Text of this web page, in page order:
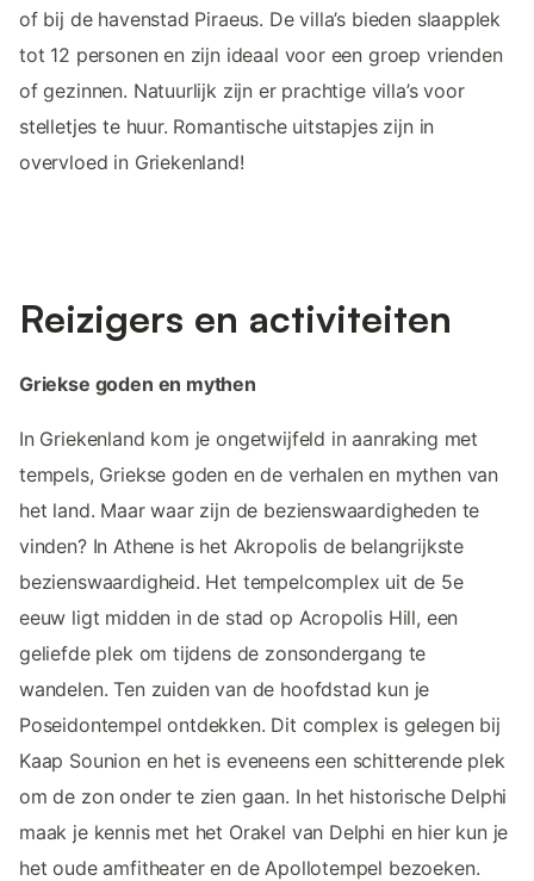
of bij de havenstad Piraeus. De villa’s bieden slaapplek
tot 12 personen en zijn ideaal voor een groep vrienden
of gezinnen. Natuurlijk zijn er prachtige villa’s voor
stelletjes te huur. Romantische uitstapjes zijn in
overvloed in Griekenland!
Reizigers en activiteiten
Griekse goden en mythen
In Griekenland kom je ongetwijfeld in aanraking met
tempels, Griekse goden en de verhalen en mythen van
het land. Maar waar zijn de bezienswaardigheden te
vinden? In Athene is het Akropolis de belangrijkste
bezienswaardigheid. Het tempelcomplex uit de 5e
eeuw ligt midden in de stad op Acropolis Hill, een
geliefde plek om tijdens de zonsondergang te
wandelen. Ten zuiden van de hoofdstad kun je
Poseidontempel ontdekken. Dit complex is gelegen bij
Kaap Sounion en het is eveneens een schitterende plek
om de zon onder te zien gaan. In het historische Delphi
maak je kennis met het Orakel van Delphi en hier kun je
het oude amfitheater en de Apollotempel bezoeken.